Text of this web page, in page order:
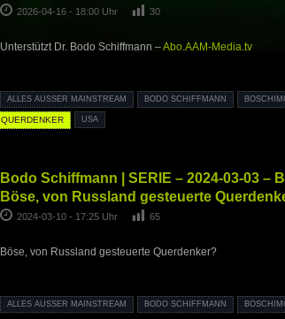
2026-04-16 - 18:00 Uhr 30
Unterstützt Dr. Bodo Schiffmann –Abo.AAM-Media.tv
ALLES AUSSER MAINSTREAM BODO SCHIFFMANN
QUERDENKER USA
Bodo Schiffmann | SERIE – 2024-03-03 –
Böse, von Russland gesteuerte
2024-03-10 - 17:25 Uhr 65
Böse, von Russland gesteuerte Querdenker?
ALLES AUSSER MAINSTREAM BODO SCHIFFMANN